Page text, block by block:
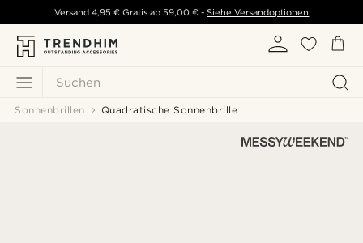
Suchen
Versand 4,95 € Gratis ab59,00 € - Siehe Versandoptionen
Sonnenbrillen Quadratische Sonnenbrille